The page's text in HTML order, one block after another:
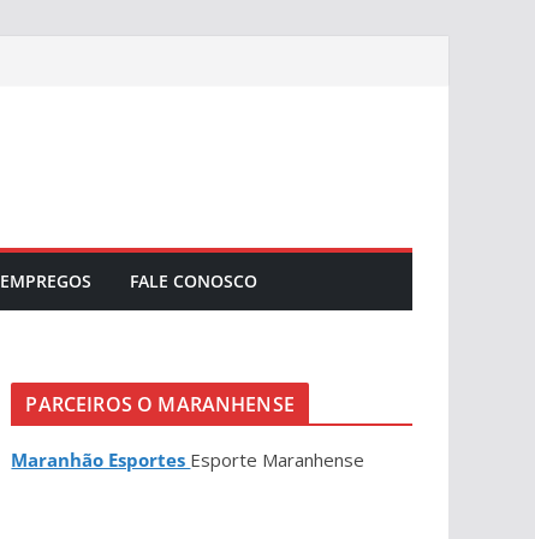
EMPREGOS FALE CONOSCO
PARCEIROS O MARANHENSE
Maranhão Esportes Esporte Maranhense